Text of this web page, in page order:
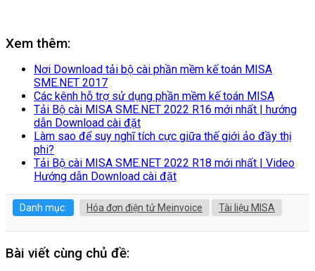
Xem thêm:
Nơi Download tải bộ cài phần mềm kế toán MISA
SME.NET 2017
Các kênh hỗ trợ sử dụng phần mềm kế toán MISA
Tải Bộ cài MISA SME.NET 2022 R16 mới nhất | hướng
dẫn Download cài đặt
Làm sao để suy nghĩ tích cực giữa thế giới ảo đầy thị
phi?
Tải Bộ cài MISA SME.NET 2022 R18 mới nhất | Video
Hướng dẫn Download cài đặt
Danh mục: Hóa đơn điện tử Meinvoice Tài liệu MISA
Bài viết cùng chủ đề: